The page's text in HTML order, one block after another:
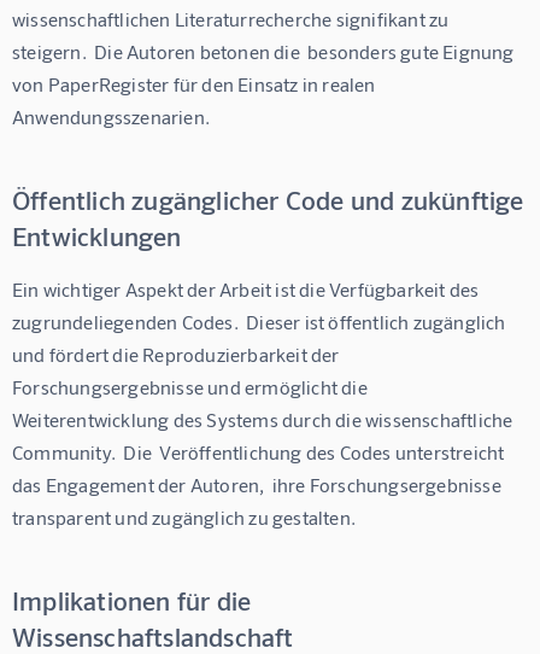
wissenschaftlichen Literaturrecherche signifikant zu
steigern.  Die Autoren betonen die  besonders gute Eignung
von PaperRegister für den Einsatz in realen
Anwendungsszenarien.
Öffentlich zugänglicher Code und zukünftige
Entwicklungen
Ein wichtiger Aspekt der Arbeit ist die Verfügbarkeit des
zugrundeliegenden Codes.  Dieser ist öffentlich zugänglich
und fördert die Reproduzierbarkeit der
Forschungsergebnisse und ermöglicht die
Weiterentwicklung des Systems durch die wissenschaftliche
Community.  Die  Veröffentlichung des Codes unterstreicht
das Engagement der Autoren,  ihre Forschungsergebnisse
transparent und zugänglich zu gestalten.
Implikationen für die
Wissenschaftslandschaft